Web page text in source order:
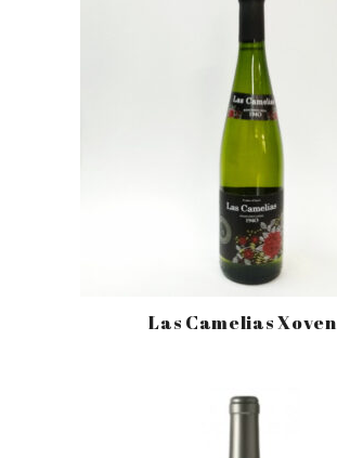
Las Camelias Xoven